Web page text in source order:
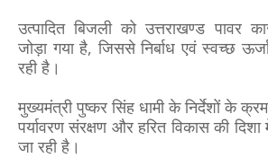
उत्पादित बिजली को उत्तराखण्ड पावर
जोड़ा गया है, जिससे निर्बाध एवं स्वच्छ
रही है।
मुख्यमंत्री पुष्कर सिंह धामी के निर्देशों के
पर्यावरण संरक्षण और हरित विकास की
जा रही है।